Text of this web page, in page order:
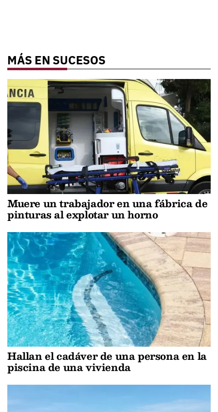
MÁS EN SUCESOS
Muere un trabajador en una fábrica de
pinturas al explotar un horno
Hallan el cadáver de una persona en la
piscina de una vivienda